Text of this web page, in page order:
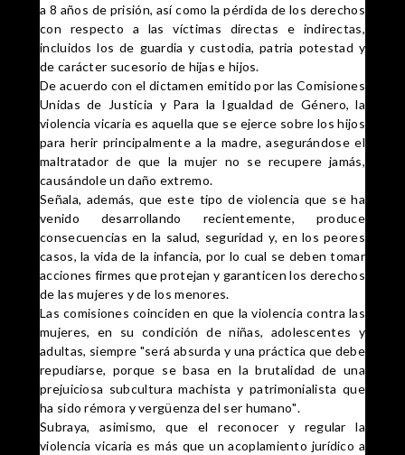
a 8 años de prisión, así como la pérdida de los derechos
con respecto a las víctimas directas e indirectas,
incluidos los de guardia y custodia, patria potestad y
de carácter sucesorio de hijas e hijos.
De acuerdo con el dictamen emitido por las Comisiones
Unidas de Justicia y Para la Igualdad de Género, la
violencia vicaria es aquella que se ejerce sobre los hijos
para herir principalmente a la madre, asegurándose el
maltratador de que la mujer no se recupere jamás,
causándole un daño extremo.
Señala, además, que este tipo de violencia que se ha
venido desarrollando recientemente, produce
consecuencias en la salud, seguridad y, en los peores
casos, la vida de la infancia, por lo cual se deben tomar
acciones firmes que protejan y garanticen los derechos
de las mujeres y de los menores.
Las comisiones coinciden en que la violencia contra las
mujeres, en su condición de niñas, adolescentes y
adultas, siempre "será absurda y una práctica que debe
repudiarse, porque se basa en la brutalidad de una
prejuiciosa subcultura machista y patrimonialista que
ha sido rémora y vergüenza del ser humano".
Subraya, asimismo, que el reconocer y regular la
violencia vicaria es más que un acoplamiento jurídico a